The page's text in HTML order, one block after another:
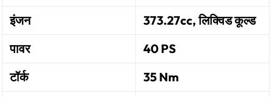
इंजन
373.27cc, लिक्विड कूल्ड
पावर
40 PS
टॉर्क
35 Nm